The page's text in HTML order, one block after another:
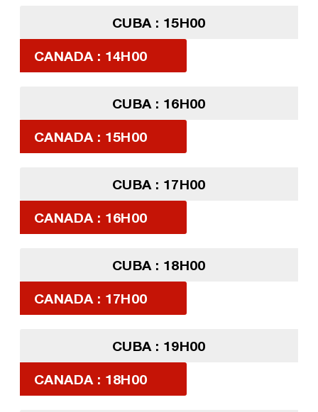
CUBA : 15H00
CANADA : 14H00
CUBA : 16H00
CANADA : 15H00
CUBA : 17H00
CANADA : 16H00
CUBA : 18H00
CANADA : 17H00
CUBA : 19H00
CANADA : 18H00